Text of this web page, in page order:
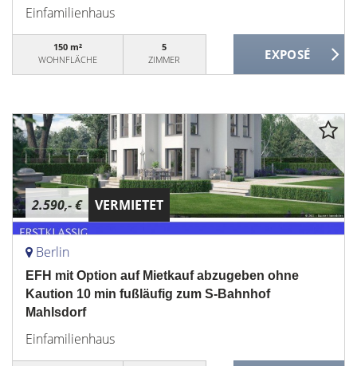
Einfamilienhaus
150 m²
WOHNFLÄCHE
5
ZIMMER
2.590,- € VERMIETET
Berlin
EFH mit Option auf Mietkauf abzugeben ohne
Kaution 10 min fußläufig zum S-Bahnhof
Mahlsdorf
Einfamilienhaus